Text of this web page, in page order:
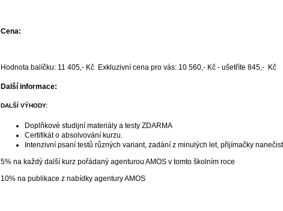
Cena:
Hodnota balíčku: 11 405,- Kč Exkluzivní cena pro vás: 10 560,- Kč - ušetříte 845,- Kč
Další informace:
DALŠÍ VÝHODY:
Doplňkové studijní materiály a testy ZDARMA
Certifikát o absolvování kurzu.
Intenzivní psaní testů různých variant, zadání z minulých let, přijímačky
5% na každý další kurz pořádaný agenturou AMOS v tomto školním roce
10% na publikace z nabídky agentury AMOS